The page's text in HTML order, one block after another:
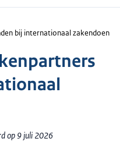
bij internationaal zakendoen
op 9 juli 2026